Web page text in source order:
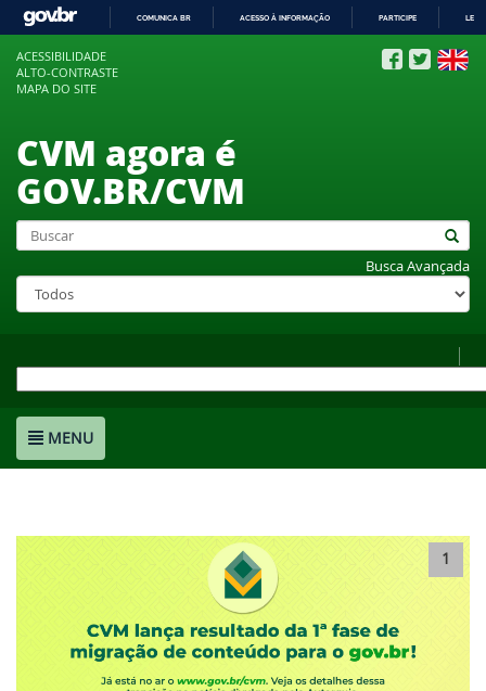
COMUNICA BR ACESSO À INFORMAÇÃO PARTICIPE
ACESSIBILIDADE
ALTO-CONTRASTE
MAPA DO SITE
CVM agora é
GOV.BR/CVM
Busca Avançada
MENU
1